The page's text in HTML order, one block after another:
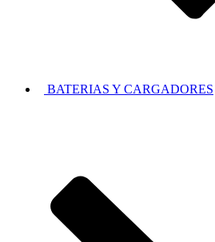
BATERIAS Y CARGADORES